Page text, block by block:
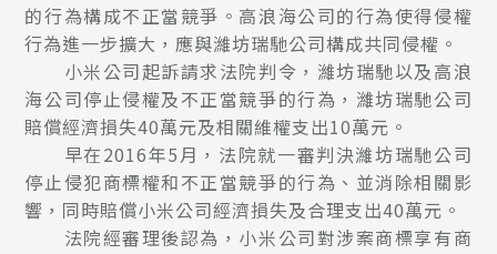
的行為構成不正當競爭。高浪海公司的行為使得侵權
行為進一步擴大，應與濰坊瑞馳公司構成共同侵權。
小米公司起訴請求法院判令，濰坊瑞馳以及高浪
海公司停止侵權及不正當競爭的行為，濰坊瑞馳公司
賠償經濟損失40萬元及相關維權支出10萬元。
早在2016年5月，法院就一審判決濰坊瑞馳公司
停止侵犯商標權和不正當競爭的行為、並消除相關影
響，同時賠償小米公司經濟損失及合理支出40萬元。
法院經審理後認為，小米公司對涉案商標享有商